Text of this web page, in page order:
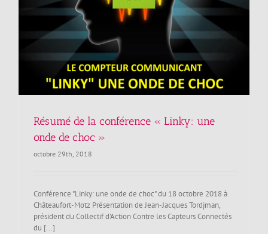
Résumé de la conférence « Linky: une
onde de choc »
octobre 29th, 2018
Conférence "Linky: une onde de choc" du 18 octobre 2018 à
Châteaufort-Motz Présentation de Jean-Jacques Tordjman,
président du Collectif d'Action Contre les Capteurs Connectés
du [...]